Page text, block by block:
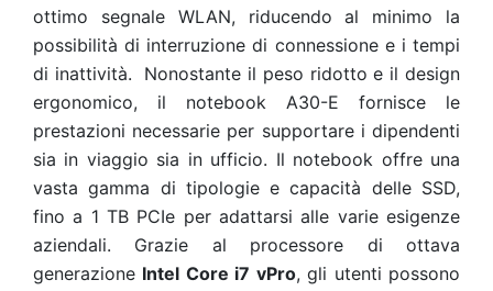
ottimo segnale WLAN, riducendo al minimo la
possibilità di interruzione di connessione e i tempi
di inattività. Nonostante il peso ridotto e il design
ergonomico, il notebook A30-E fornisce le
prestazioni necessarie per supportare i dipendenti
sia in viaggio sia in ufficio. Il notebook offre una
vasta gamma di tipologie e capacità delle SSD,
fino a 1 TB PCIe per adattarsi alle varie esigenze
aziendali. Grazie al processore di ottava
generazione Intel Core i7 vPro, gli utenti possono